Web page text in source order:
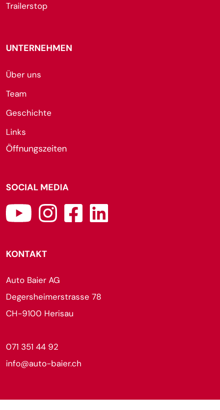
Trailerstop
UNTERNEHMEN
Über uns
Team
Geschichte
Links
Öffnungszeiten
SOCIAL MEDIA
KONTAKT
Auto Baier AG
Degersheimerstrasse 78
CH-9100 Herisau
071 351 44 92
info@auto-baier.ch